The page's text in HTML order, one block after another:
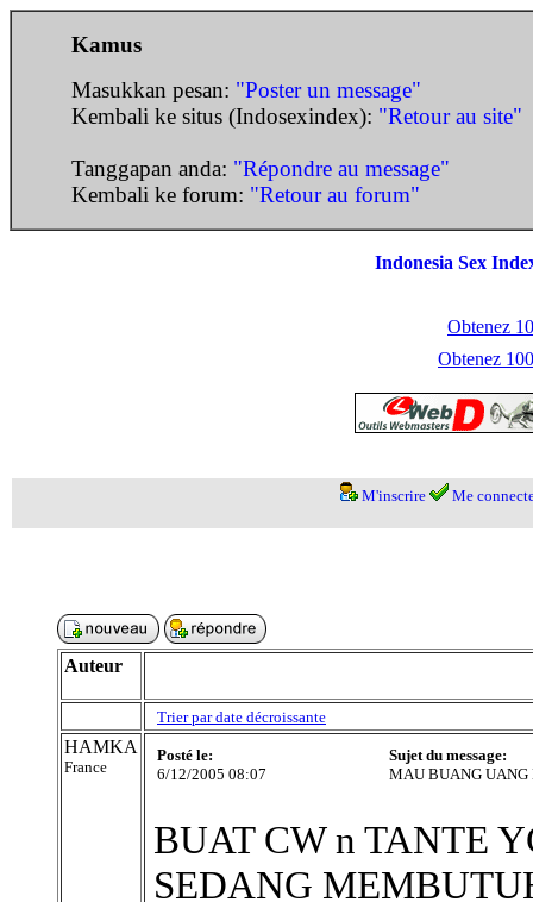
Kamus
Masukkan pesan: "Poster un message"
Kembali ke situs (Indosexindex): "Retour au site"
Tanggapan anda: "Répondre au message"
Kembali ke forum: "Retour au forum"
Indonesia Sex
Obtenez
Obtenez
M'inscrire Me
Auteur
Trier par date décroissante
HAMKA
France
Posté le:
6/12/2005 08:07
Sujet du message:
MAU BUANG UANG
BUAT CW n TANTE
SEDANG